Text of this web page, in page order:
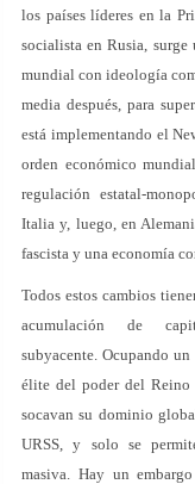
los países líderes en la
socialista en Rusia,
mundial con ideología
media después, para
está implementando el
orden económico
regulación estatal-
Italia y, luego, en
fascista y una economía
Todos estos cambios
acumulación de
subyacente. Ocupando
élite del poder del Reino
socavan su dominio
URSS, y solo se
masiva. Hay un